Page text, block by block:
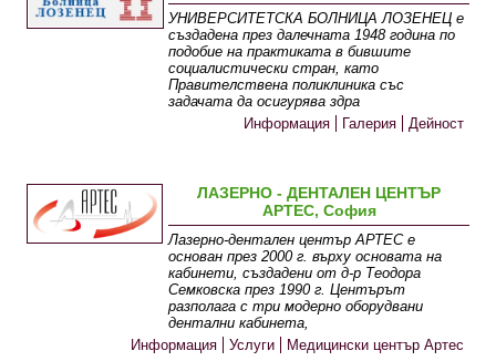
УНИВЕРСИТЕТСКА БОЛНИЦА ЛОЗЕНЕЦ е
създадена през далечната 1948 година по
подобие на практиката в бившите
социалистически стран, като
Правителствена поликлиника със
задачата да осигурява здра
Информация
Галерия Дейност
ЛАЗЕРНО - ДЕНТАЛЕН ЦЕНТЪР
АРТЕС, София
Лазерно-дентален център АРТЕС е
основан през 2000 г. върху основата на
кабинети, създадени от д-р Теодора
Семковска през 1990 г. Центърът
разполага с три модерно оборудвани
дентални кабинета,
Информация
Услуги Медицински център Артес